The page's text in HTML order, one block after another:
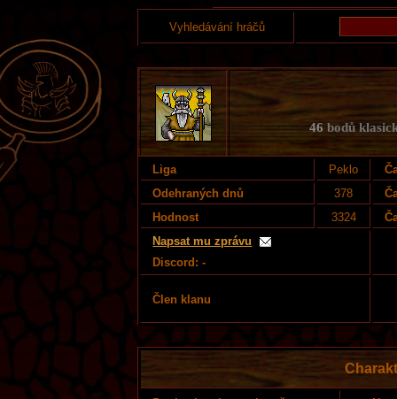
Vyhledávání hráčů
46 bodů
Liga Peklo
Odehraných dnů
378
Hodnost
3324
Napsat mu zprávu
Discord: -
Člen klanu